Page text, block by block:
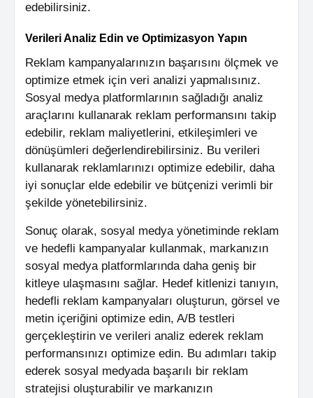
edebilirsiniz.
Verileri Analiz Edin ve Optimizasyon Yapın
Reklam kampanyalarınızın başarısını ölçmek ve
optimize etmek için veri analizi yapmalısınız.
Sosyal medya platformlarının sağladığı analiz
araçlarını kullanarak reklam performansını takip
edebilir, reklam maliyetlerini, etkileşimleri ve
dönüşümleri değerlendirebilirsiniz. Bu verileri
kullanarak reklamlarınızı optimize edebilir, daha
iyi sonuçlar elde edebilir ve bütçenizi verimli bir
şekilde yönetebilirsiniz.
Sonuç olarak, sosyal medya yönetiminde reklam
ve hedefli kampanyalar kullanmak, markanızın
sosyal medya platformlarında daha geniş bir
kitleye ulaşmasını sağlar. Hedef kitlenizi tanıyın,
hedefli reklam kampanyaları oluşturun, görsel ve
metin içeriğini optimize edin, A/B testleri
gerçekleştirin ve verileri analiz ederek reklam
performansınızı optimize edin. Bu adımları takip
ederek sosyal medyada başarılı bir reklam
stratejisi oluşturabilir ve markanızın